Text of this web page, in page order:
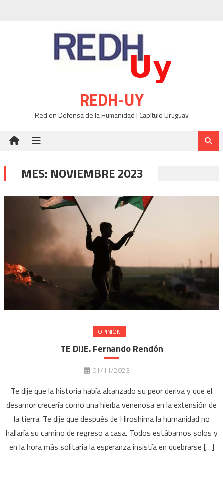
REDH-UY
Red en Defensa de la Humanidad | Capítulo Uruguay
MES: NOVIEMBRE 2023
OPINIÓN
TE DIJE. Fernando Rendón
01/11/2023
Te dije que la historia había alcanzado su peor deriva y que el
desamor crecería como una hierba venenosa en la extensión de
la tierra. Te dije que después de Hiroshima la humanidad no
hallaría su camino de regreso a casa. Todos estábamos solos y
en la hora más solitaria la esperanza insistía en quebrarse […]